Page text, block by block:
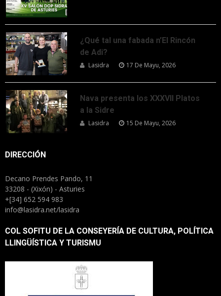
¿Qué tal una fabada n’El Rincón
de Adi?
Lasidra 17 De Mayu, 2026
Nava presenta los XXXVII Platos
a la Sidre
Lasidra 15 De Mayu, 2026
DIRECCIÓN
Decano Prendes Pando, 11
33208 - (Xixón) - Asturies
+[34] 652 594 983
info@lasidra.net/lasidra
COL SOFITU DE LA CONSEYERÍA DE CULTURA, POLÍTICA
LLINGÜÍSTICA Y TURISMU